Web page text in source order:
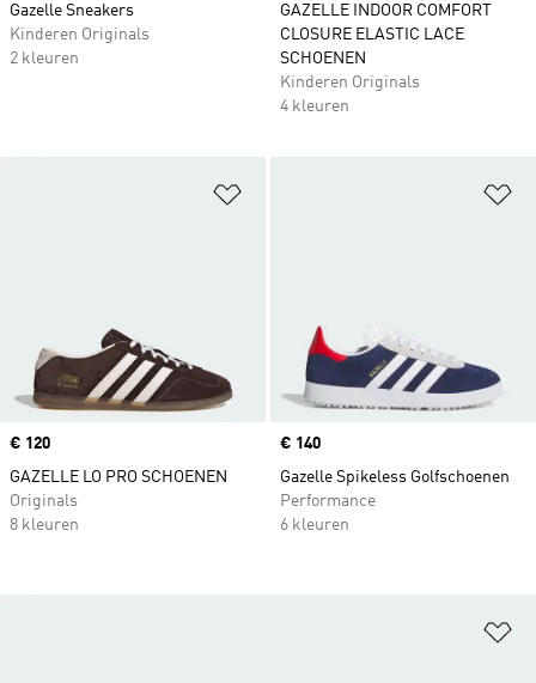
Gazelle Sneakers
Kinderen Originals
2 kleuren
GAZELLE INDOOR COMFORT
CLOSURE ELASTIC LACE
SCHOENEN
Kinderen Originals
4 kleuren
Price
€ 120
GAZELLE LO PRO SCHOENEN
Originals
8 kleuren
Price
€ 140
Gazelle Spikeless Golfschoenen
Performance
6 kleuren